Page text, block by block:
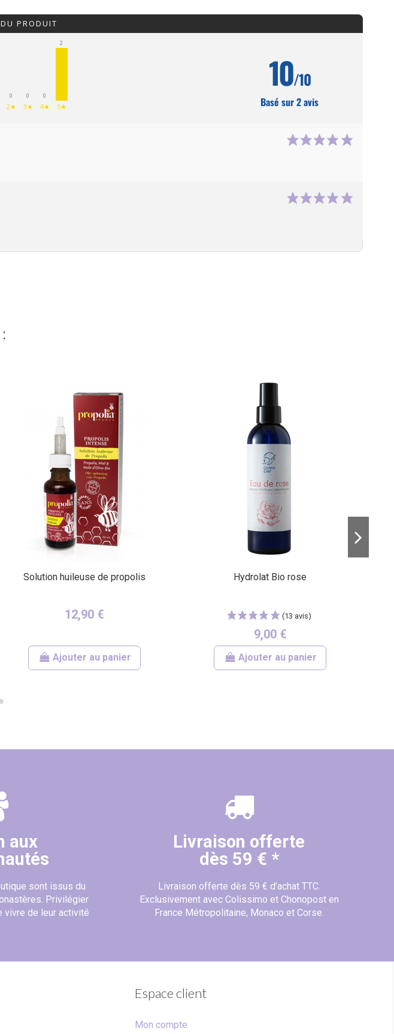
PRODUIT
0
2★
0
3★
0
4★
2
5★
10/10
Basé sur 2 avis
avis)
Solution huileuse de propolis
12,90 €
Ajouter au panier
Hydrolat Bio rose
9,00 €
Ajouter au panier
aux
sont issus du
Privilégier
vivre de leur activité
Livraison offerte
dès 59 € *
Livraison offerte dès 59 € d’achat TTC.
Exclusivement avec Colissimo et Chonopost en
France Métropolitaine, Monaco et Corse.
Espace client
Mon compte